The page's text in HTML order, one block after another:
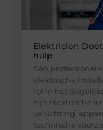
Elektricien
hulp
Een
elektrische
rol in het
zijn elektrische
verlichting,
technische